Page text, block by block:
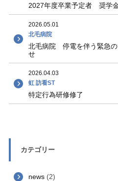
2027年度卒業予定者 奨学金
2026.05.01
北毛病院
北毛病院 停電を伴う緊急
せ
2026.04.03
虹 訪看ST
特定行為研修修了
カテゴリー
news(2)